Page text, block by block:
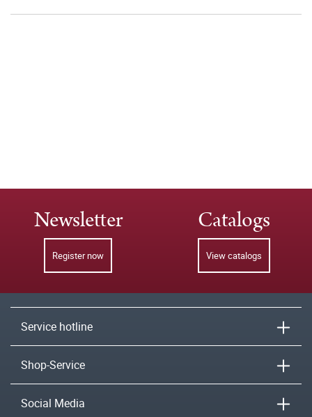
Newsletter
Register now
Catalogs
View catalogs
Service hotline
Shop-Service
Social Media